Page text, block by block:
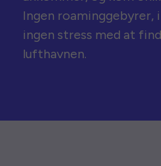
Ingen
ingen stress med at
lufthavnen.